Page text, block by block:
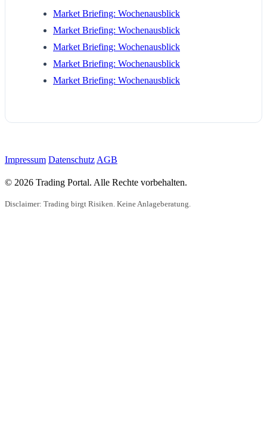
Market Briefing: Wochenausblick
Market Briefing: Wochenausblick
Market Briefing: Wochenausblick
Market Briefing: Wochenausblick
Market Briefing: Wochenausblick
Impressum Datenschutz AGB
© 2026 Trading Portal. Alle Rechte vorbehalten.
Disclaimer: Trading birgt Risiken. Keine Anlageberatung.